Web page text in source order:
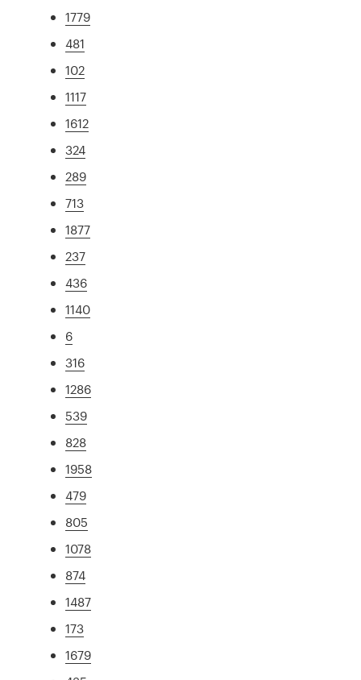
1779
481
102
1117
1612
324
289
713
1877
237
436
1140
6
316
1286
539
828
1958
479
805
1078
874
1487
173
1679